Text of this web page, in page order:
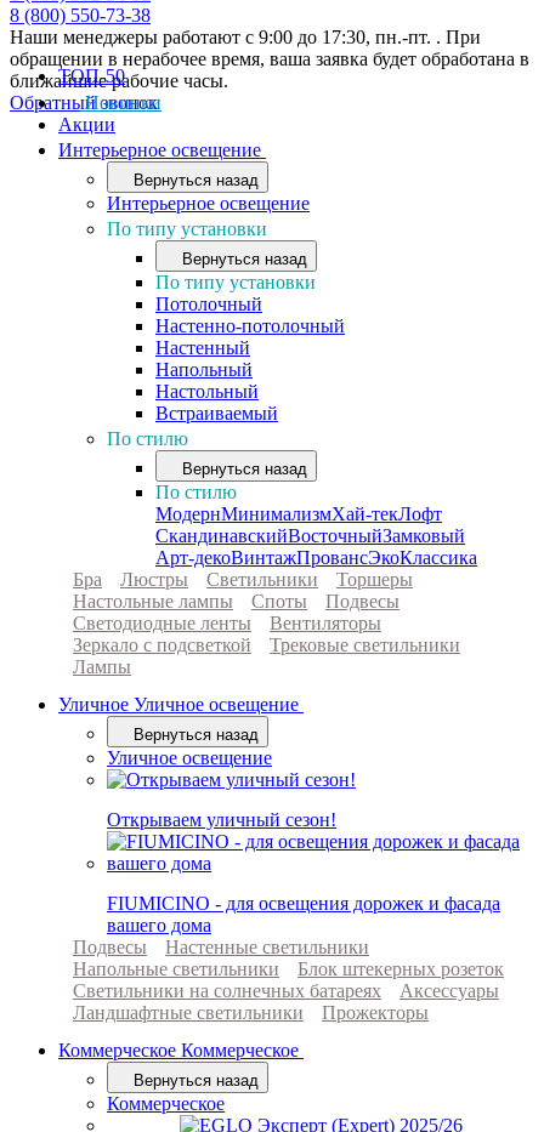
8 (800) 550-73-38
Наши менеджеры работают с 9:00 до 17:30, пн.-пт. . При
обращении в нерабочее время, ваша заявка будет обработана в
ближайшие рабочие часы.
Обратный звонок
ТОП-50
Новинки
Акции
Интерьерное освещение
Вернуться назад
Интерьерное освещение
По типу установки
Вернуться назад
По типу установки
Потолочный
Настенно-потолочный
Настенный
Напольный
Настольный
Встраиваемый
По стилю
Вернуться назад
По стилю
МодернМинимализмХай-текЛофт
СкандинавскийВосточныйЗамковый
Арт-декоВинтажПровансЭкоКлассика
Бра
Люстры Светильники
Торшеры
Настольные лампы
Споты
Подвесы
Светодиодные ленты
Вентиляторы
Зеркало с подсветкой
Трековые светильники
Лампы
Уличное Уличное освещение
Вернуться назад
Уличное освещение
Открываем уличный сезон!
FIUMICINO - для освещения дорожек и фасада
вашего дома
Подвесы
Настенные светильники
Напольные светильники
Блок штекерных розеток
Светильники на солнечных батареях
Аксессуары
Ландшафтные светильники
Прожекторы
Коммерческое Коммерческое
Вернуться назад
Коммерческое